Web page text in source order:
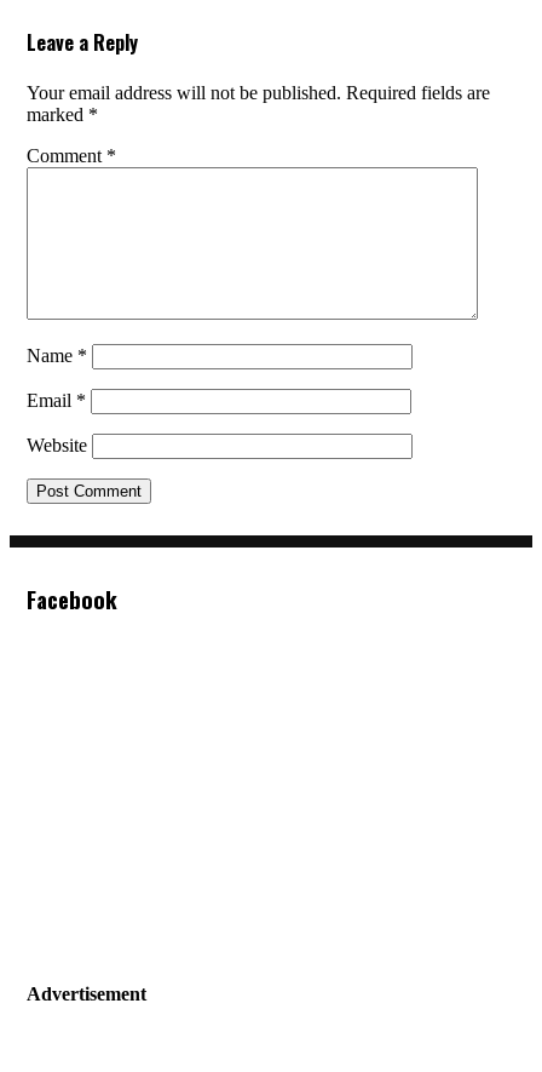
Leave a Reply
Your email address will not be published. Required fields are
marked *
Comment *
Name *
Email *
Website
Facebook
Advertisement